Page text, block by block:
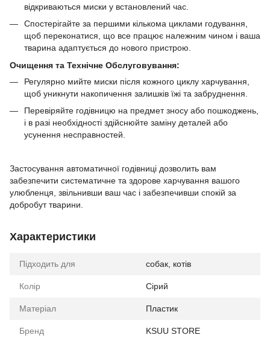
відкриваються миски у встановлений час.
Спостерігайте за першими кількома циклами годування,
щоб переконатися, що все працює належним чином і ваша
тварина адаптується до нового пристрою.
Очищення та Технічне Обслуговування:
Регулярно мийте миски після кожного циклу харчування,
щоб уникнути накопичення залишків їжі та забруднення.
Перевіряйте годівницю на предмет зносу або пошкоджень,
і в разі необхідності здійснюйте заміну деталей або
усунення несправностей.
Застосування автоматичної годівниці дозволить вам
забезпечити систематичне та здорове харчування вашого
улюбленця, звільнивши ваш час і забезпечивши спокій за
добробут тварини.
Характеристики
Підходить для собак, котів
Колір Сірий
Матеріал Пластик
Бренд KSUU STORE